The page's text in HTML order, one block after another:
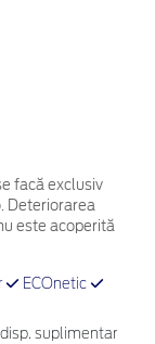
facă exclusiv
Deteriorarea
este acoperită
ECOnetic
suplimentar